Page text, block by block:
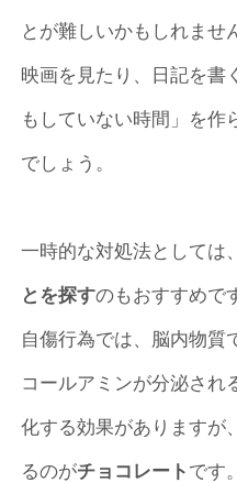
とが難しいかもしれませ
映画を見たり、日記を書
もしていない時間」を作
でしょう。
一時的な対処法としては、
とを探すのもおすすめで
自傷行為では、脳内物質
コールアミンが分泌され
化する効果がありますが
るのがチョコレート です。